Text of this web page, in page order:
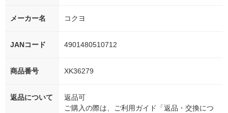
メーカー名 コクヨ
JANコード 4901480510712
商品番号 XK36279
返品について
返品可
ご購入の際は、ご利用ガイド「返品・交換につ